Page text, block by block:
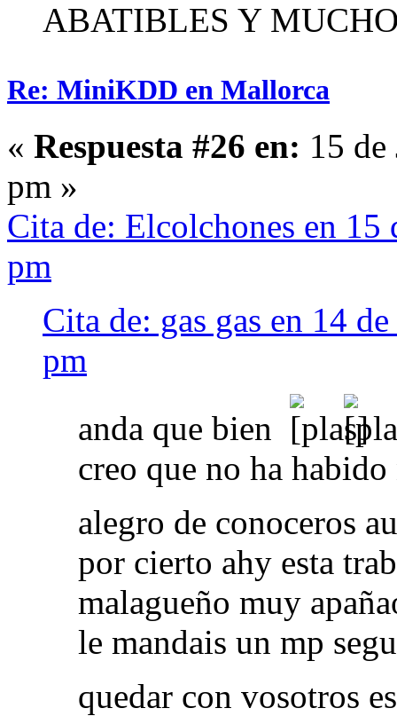
ABATIBLES Y
Re: MiniKDD en Mallorca
« Respuesta #26 en: 15
pm »
Cita de: Elcolchones en
pm
Cita de: gas gas en 14
pm
anda que bien
creo que no ha
alegro de conoceros
por cierto ahy esta
malagueño muy
le mandais un mp
quedar con vosotros